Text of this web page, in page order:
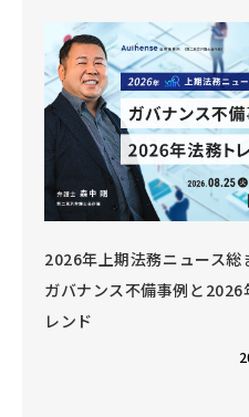
上期法務ニュース総まとめ
ンス不備事例と2026年法務ト